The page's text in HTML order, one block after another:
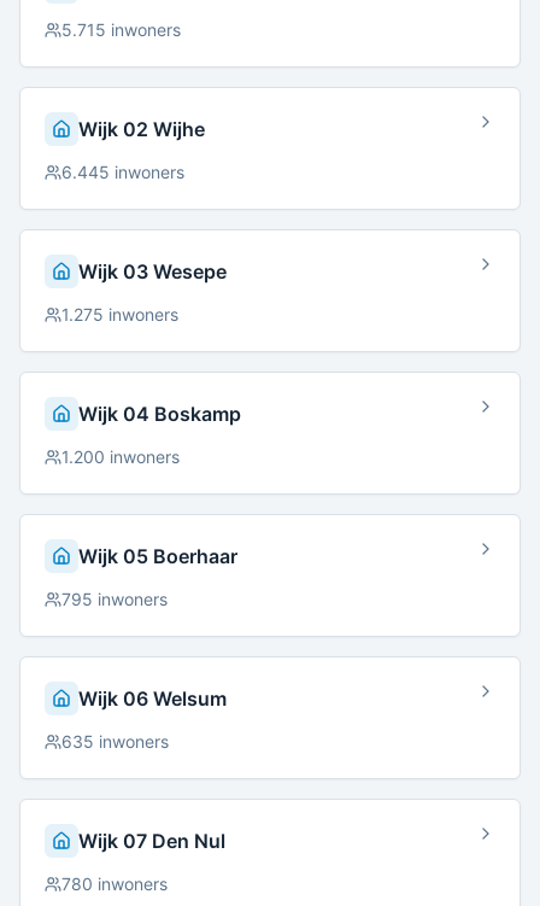
5.715 inwoners
Wijk 02 Wijhe
6.445 inwoners
Wijk 03 Wesepe
1.275 inwoners
Wijk 04 Boskamp
1.200 inwoners
Wijk 05 Boerhaar
795 inwoners
Wijk 06 Welsum
635 inwoners
Wijk 07 Den Nul
780 inwoners